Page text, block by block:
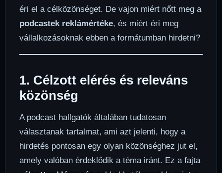
éri el a célközönséget. De vajon miért nőtt meg a
podcastek reklámértéke, és miért éri meg
vállalkozásoknak ebben a formátumban hirdetni?
1. Célzott elérés és releváns
közönség
A podcast hallgatók általában tudatosan
választanak tartalmat, ami azt jelenti, hogy a
hirdetés pontosan egy olyan közönséghez jut el,
amely valóban érdeklődik a téma iránt. Ez a fajta